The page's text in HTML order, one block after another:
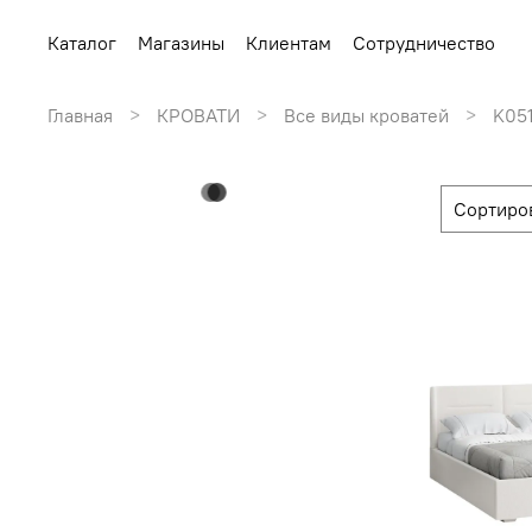
Каталог Магазины Клиентам Сотрудничество
Главная КРОВАТИ Все виды кроватей